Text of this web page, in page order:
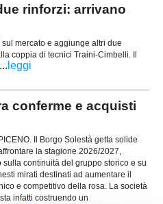
rinforzi: arrivano
mercato e aggiunge altri due
coppia di tecnici Traini-Cimbelli. Il
... leggi
conferme e acquisti
Il Borgo Solestà getta solide
la stagione 2026/2027,
sulla continuità del gruppo storico e su
mirati destinati ad aumentare il
e competitivo della rosa. La società
infatti costruendo un